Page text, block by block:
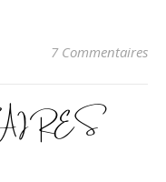
7 Commentaires